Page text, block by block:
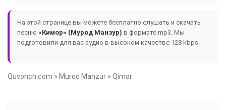
На этой странице вы можете бесплатно слушать и скачать
песню «Кимор» (Мурод Манзур) в формате mp3. Мы
подготовили для вас аудио в высоком качестве 128 kbps.
Quvonch.com » Murod Manzur » Qimor